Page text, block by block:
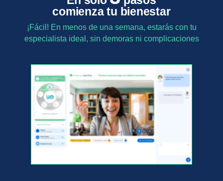
comienza tu bienestar
¡Fácil! En menos de una semana, estarás con tu
especialista ideal, sin demoras ni complicaciones